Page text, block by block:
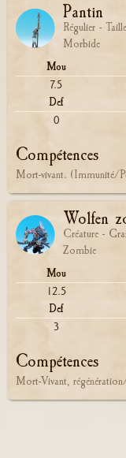
Pantin
Régulier -
Morbide
Mou
7.5
Def
0
Compétences
Mort-vivant. (Immunité/
Wolfen
Créature -
Zombie
Mou
12.5
Def
3
Compétences
Mort-Vivant,